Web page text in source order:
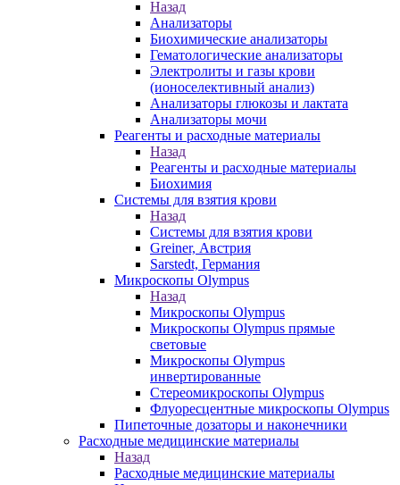
Назад
Анализаторы
Биохимические анализаторы
Гематологические анализаторы
Электролиты и газы крови
(ионоселективный анализ)
Анализаторы глюкозы и лактата
Анализаторы мочи
Реагенты и расходные материалы
Назад
Реагенты и расходные материалы
Биохимия
Системы для взятия крови
Назад
Системы для взятия крови
Greiner, Австрия
Sarstedt, Германия
Микроскопы Olympus
Назад
Микроскопы Olympus
Микроскопы Olympus прямые
световые
Микроскопы Olympus
инвертированные
Стереомикроскопы Olympus
Флуоресцентные микроскопы Olympus
Пипеточные дозаторы и наконечники
Расходные медицинские материалы
Назад
Расходные медицинские материалы